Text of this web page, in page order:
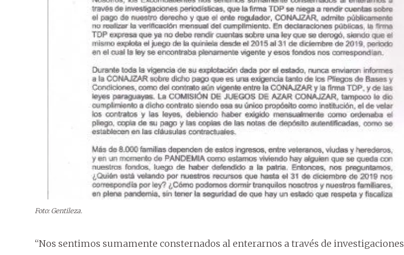
Foto: Gentileza.
“Nos sentimos sumamente consternados al enterarnos a través de investigaciones